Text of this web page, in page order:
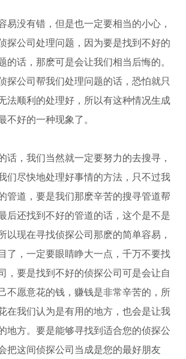
易没有错，但是也一定要相当的小心，
探公司处理问题，因为要是找到不好的
的话，那麽可是会让我们相当后悔的。
探公司帮我们处理问题的话，恐怕就只
法顺利的处理好，所以有这种情况生成
不好的一种现象了。
话，我们当然就一定要努力的去搜寻，
们尽快地处理好事情的方法，只不过我
管道，要是我们那麽辛苦的搜寻管道帮
后还找到不好的管道的话，这个是不是
以现在寻找侦探公司那麽的简单容易，
了，一定要眼睛睁大一点，千万不要找
，要是找到不好的侦探公司可是会让自
不愿意花的钱，赚钱是非常辛苦的，所
在我们认为是有用的地方，也会是让我
地方。要是能够寻找到适合您的侦探公
把这间侦探公司当成是您的最好朋友